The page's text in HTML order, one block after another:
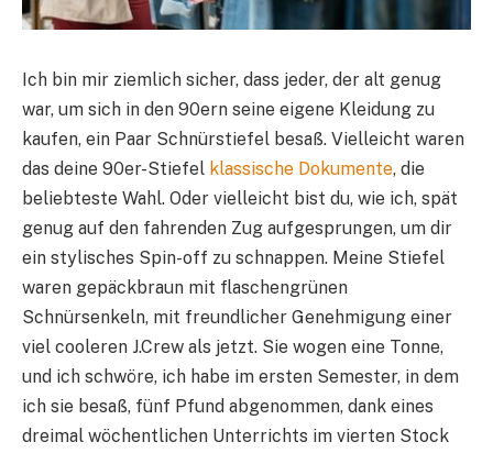
Ich bin mir ziemlich sicher, dass jeder, der alt genug
war, um sich in den 90ern seine eigene Kleidung zu
kaufen, ein Paar Schnürstiefel besaß. Vielleicht waren
das deine 90er-Stiefel klassische Dokumente, die
beliebteste Wahl. Oder vielleicht bist du, wie ich, spät
genug auf den fahrenden Zug aufgesprungen, um dir
ein stylisches Spin-off zu schnappen. Meine Stiefel
waren gepäckbraun mit flaschengrünen
Schnürsenkeln, mit freundlicher Genehmigung einer
viel cooleren J.Crew als jetzt. Sie wogen eine Tonne,
und ich schwöre, ich habe im ersten Semester, in dem
ich sie besaß, fünf Pfund abgenommen, dank eines
dreimal wöchentlichen Unterrichts im vierten Stock